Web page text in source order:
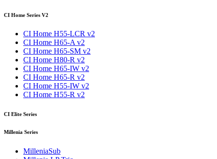
CI Home Series V2
CI Home H55-LCR v2
CI Home H65-A v2
CI Home H65-SM v2
CI Home H80-R v2
CI Home H65-IW v2
CI Home H65-R v2
CI Home H55-IW v2
CI Home H55-R v2
CI Elite Series
Millenia Series
MilleniaSub